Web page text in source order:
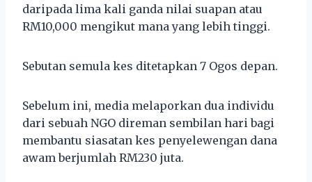
daripada lima kali ganda nilai suapan atau
RM10,000 mengikut mana yang lebih tinggi.
Sebutan semula kes ditetapkan 7 Ogos depan.
Sebelum ini, media melaporkan dua individu
dari sebuah NGO direman sembilan hari bagi
membantu siasatan kes penyelewengan dana
awam berjumlah RM230 juta.